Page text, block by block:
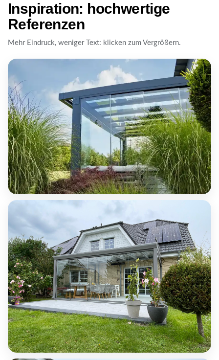
Inspiration: hochwertige
Referenzen
Mehr Eindruck, weniger Text: klicken zum Vergrößern.